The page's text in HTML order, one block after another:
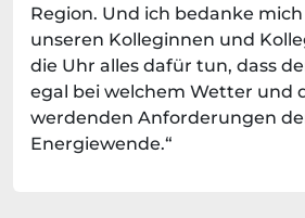
Region. Und ich bedanke
unseren Kolleginnen und
die Uhr alles dafür tun, dass
egal bei welchem Wetter und
werdenden Anforderungen
Energiewende.“